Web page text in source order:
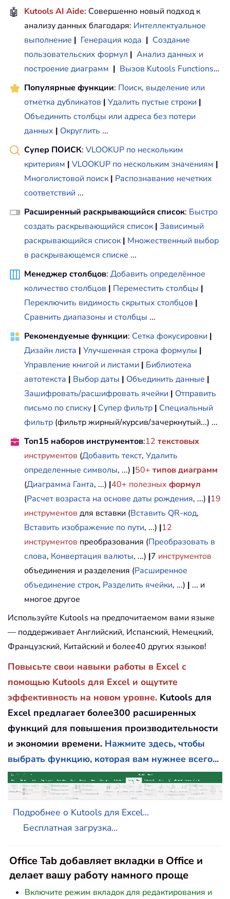
🤖 Kutools AI Aide: Совершенно новый подход к
анализу данных благодаря: Интеллектуальное
выполнение | Генерация кода | Создание
пользовательских формул | Анализ данных и
построение диаграмм | Вызов Kutools Functions…
Популярные функции: Поиск, выделение или
отметка дубликатов | Удалить пустые строки |
Объединить столбцы или адреса без потери
данных | Округлить ...
Супер ПОИСК: VLOOKUP по нескольким
критериям | VLOOKUP по нескольким значениям |
Многолистовой поиск | Распознавание нечетких
соответствий ...
Расширенный раскрывающийся список: Быстро
создать раскрывающийся список | Зависимый
раскрывающийся список | Множественный выбор
в раскрывающемся списке ...
Менеджер столбцов: Добавить определённое
количество столбцов | Переместить столбцы |
Переключить видимость скрытых столбцов |
Сравнить диапазоны и столбцы ...
Рекомендуемые функции: Сетка фокусировки |
Дизайн листа | Улучшенная строка формулы |
Управление книгой и листами | Библиотека
автотекста | Выбор даты | Объединить данные |
Зашифровать/расшифровать ячейки | Отправить
письмо по списку | Супер фильтр | Специальный
фильтр (фильтр жирный/курсив/зачеркнутый...) ...
Топ15 наборов инструментов:12 текстовых
инструментов (Добавить текст, Удалить
определенные символы, ...) |50+ типов диаграмм
(Диаграмма Ганта, ...) |40+ полезных формул
(Расчет возраста на основе даты рождения, ...) |19
инструментов для вставки (Вставить QR-код,
Вставить изображение по пути, ...) |12
инструментов преобразования (Преобразовать в
слова, Конвертация валюты, ...) |7 инструментов
объединения и разделения (Расширенное
объединение строк, Разделить ячейки, ...) | ... и
многое другое
Используйте Kutools на предпочитаемом вами языке
— поддерживает Английский, Испанский, Немецкий,
Французский, Китайский и более40 других языков!
Повысьте свои навыки работы в Excel с
помощью Kutools для Excel и ощутите
эффективность на новом уровне. Kutools для
Excel предлагает более300 расширенных
функций для повышения производительности
и экономии времени. Нажмите здесь, чтобы
выбрать функцию, которая вам нужнее всего...
Подробнее о Kutools для Excel...
Бесплатная загрузка...
Office Tab добавляет вкладки в Office и
делает вашу работу намного проще
Включите режим вкладок для редактирования и